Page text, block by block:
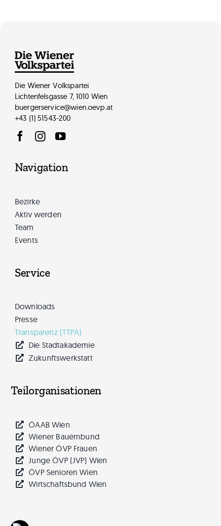
Die Wiener Volkspartei
Lichtenfelsgasse 7, 1010 Wien
buergerservice@wien.oevp.at
+43 (1) 51543-200
Navigation
Bezirke
Aktiv werden
Team
Events
Service
Downloads
Presse
Transparenz (TTPA)
Die Stadtakademie
Zukunftswerkstatt
Teilorganisationen
ÖAAB Wien
Wiener Bauernbund
Wiener ÖVP Frauen
Junge ÖVP (JVP) Wien
ÖVP Senioren Wien
Wirtschaftsbund Wien